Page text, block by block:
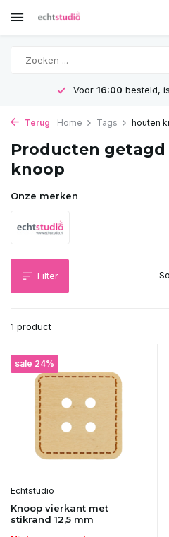
Voor 16:00 besteld, is
Terug Home Tags houten
Producten
knoop
Onze merken
Filter
1 product
sale 24%
Echtstudio
Knoop vierkant met
stikrand 12,5 mm